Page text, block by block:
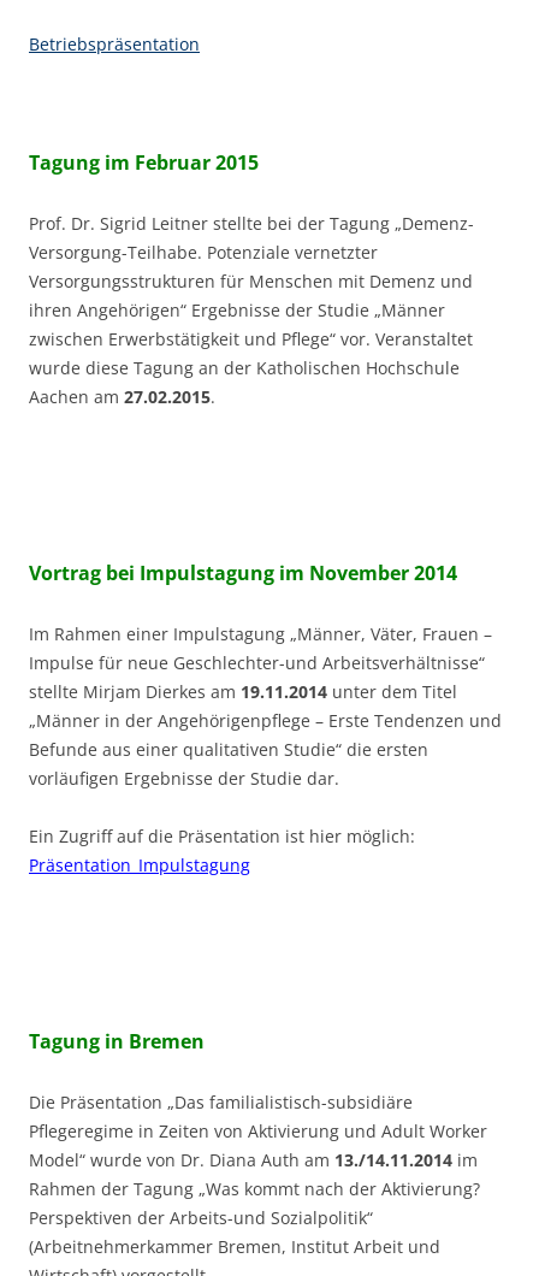
Betriebspräsentation
Tagung im Februar 2015
Prof. Dr. Sigrid Leitner stellte bei der Tagung „Demenz-
Versorgung-Teilhabe. Potenziale vernetzter
Versorgungsstrukturen für Menschen mit Demenz und
ihren Angehörigen“ Ergebnisse der Studie „Männer
zwischen Erwerbstätigkeit und Pflege“ vor. Veranstaltet
wurde diese Tagung an der Katholischen Hochschule
Aachen am 27.02.2015.
Vortrag bei Impulstagung im November 2014
Im Rahmen einer Impulstagung „Männer, Väter, Frauen –
Impulse für neue Geschlechter-und Arbeitsverhältnisse“
stellte Mirjam Dierkes am 19.11.2014 unter dem Titel
„Männer in der Angehörigenpflege – Erste Tendenzen und
Befunde aus einer qualitativen Studie“ die ersten
vorläufigen Ergebnisse der Studie dar.
Ein Zugriff auf die Präsentation ist hier möglich:
Präsentation_Impulstagung
Tagung in Bremen
Die Präsentation „Das familialistisch-subsidiäre
Pflegeregime in Zeiten von Aktivierung und Adult Worker
Model“ wurde von Dr. Diana Auth am 13./14.11.2014 im
Rahmen der Tagung „Was kommt nach der Aktivierung?
Perspektiven der Arbeits-und Sozialpolitik“
(Arbeitnehmerkammer Bremen, Institut Arbeit und